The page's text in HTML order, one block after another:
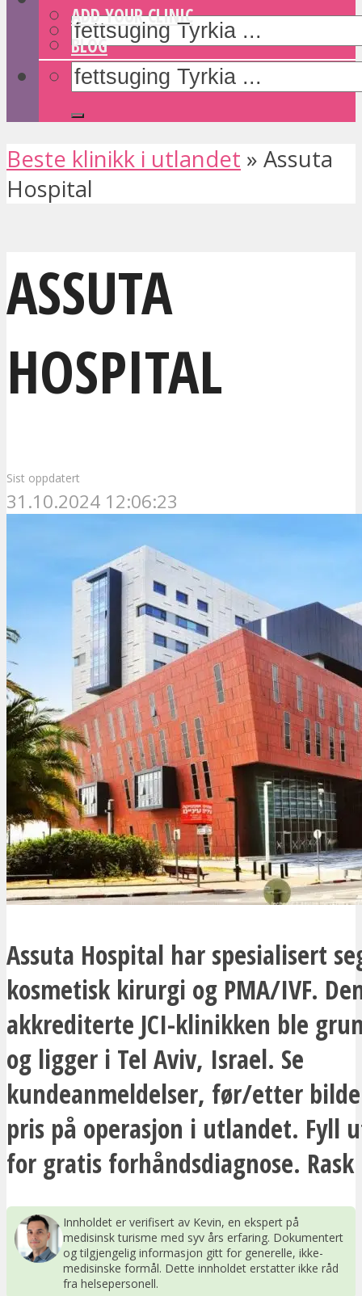
ADD YOUR CLINIC
BLOG
Beste klinikk i utlandet » Assuta
Hospital
ASSUTA
HOSPITAL
Sist oppdatert
31.10.2024 12:06:23
Assuta Hospital har spesialisert
kosmetisk kirurgi og PMA/IVF.
akkrediterte JCI-klinikken ble
og ligger i Tel Aviv, Israel. Se
kundeanmeldelser, før/etter
pris på operasjon i utlandet. Fyll
for gratis forhåndsdiagnose. Rask
Innholdet er verifisert av Kevin, en ekspert på
medisinsk turisme med syv års erfaring. Dokumentert
og tilgjengelig informasjon gitt for generelle, ikke-
medisinske formål. Dette innholdet erstatter ikke råd
fra helsepersonell.